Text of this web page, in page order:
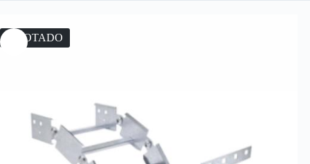
AGOTADO